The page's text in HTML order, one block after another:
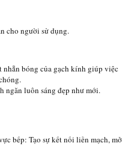
cho người sử dụng.
nhẵn bóng của gạch kính giúp việc
ngăn luôn sáng đẹp như mới.
bếp: Tạo sự kết nối liền mạch, mở